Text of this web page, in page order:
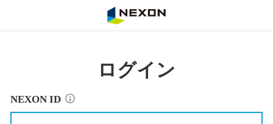
ログイン
NEXON ID